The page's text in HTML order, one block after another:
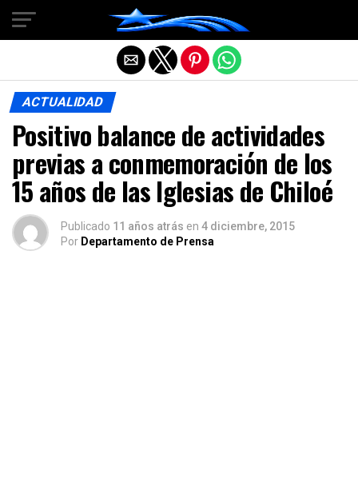
ACTUALIDAD
Positivo balance de actividades
previas a conmemoración de los
15 años de las Iglesias de Chiloé
Publicado 11 años atrás en 4 diciembre, 2015
Por Departamento de Prensa
Salir de la versión móvil